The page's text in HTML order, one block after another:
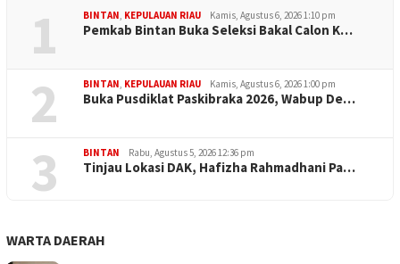
1 BINTAN, KEPULAUAN RIAU Kamis, Agustus 6, 2026 1:10 pm
Pemkab Bintan Buka Seleksi Bakal Calon K…
2 BINTAN, KEPULAUAN RIAU Kamis, Agustus 6, 2026 1:00 pm
Buka Pusdiklat Paskibraka 2026, Wabup De…
3 BINTAN Rabu, Agustus 5, 2026 12:36 pm
Tinjau Lokasi DAK, Hafizha Rahmadhani Pa…
WARTA DAERAH